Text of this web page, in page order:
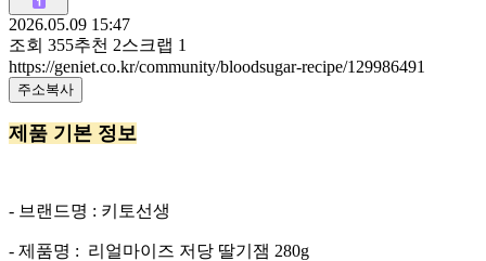
2026.05.09 15:47
조회 355추천 2스크랩 1
https://geniet.co.kr/community/bloodsugar-recipe/129986491
주소복사
제품 기본 정보
- 브랜드명 : 키토선생
- 제품명 : 리얼마이즈 저당 딸기잼 280g